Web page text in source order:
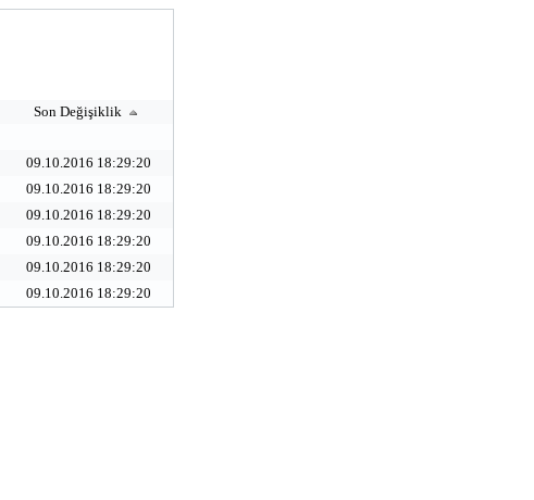
Son Değişiklik
09.10.2016 18:29:20
09.10.2016 18:29:20
09.10.2016 18:29:20
09.10.2016 18:29:20
09.10.2016 18:29:20
09.10.2016 18:29:20